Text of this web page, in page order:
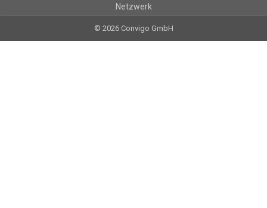
Netzwerk
© 2026 Convigo GmbH